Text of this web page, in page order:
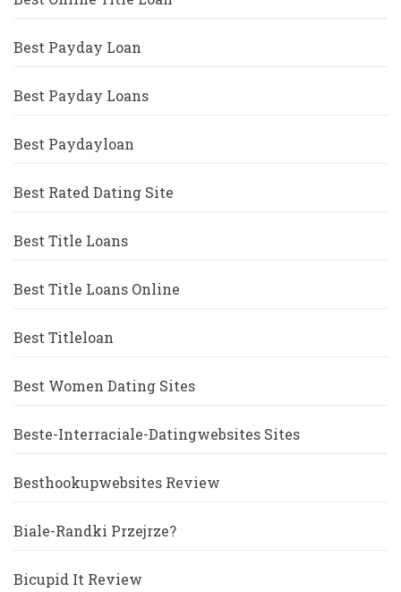
Best Payday Loan
Best Payday Loans
Best Paydayloan
Best Rated Dating Site
Best Title Loans
Best Title Loans Online
Best Titleloan
Best Women Dating Sites
Beste-Interraciale-Datingwebsites Sites
Besthookupwebsites Review
Biale-Randki Przejrze?
Bicupid It Review